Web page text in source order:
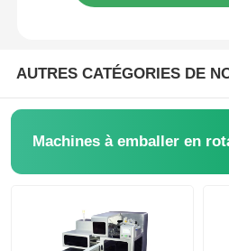
AUTRES CATÉGORIES DE
Machines à emballer en